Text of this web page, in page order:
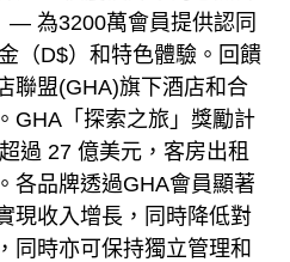
為3200萬會員提供認同
（D$）和特色體驗。回饋
聯盟(GHA)旗下酒店和合
GHA「探索之旅」獎勵計
過 27 億美元，客房出租
各品牌透過GHA會員顯著
現收入增長，同時降低對
同時亦可保持獨立管理和